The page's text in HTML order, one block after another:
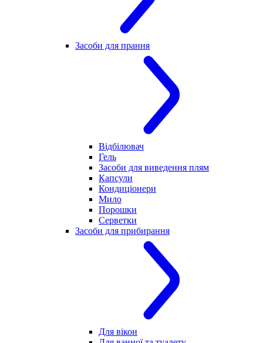
Засоби для прання
Відбілювач
Гель
Засоби для виведення плям
Капсули
Кондиціонери
Мило
Порошки
Серветки
Засоби для прибирання
Для вікон